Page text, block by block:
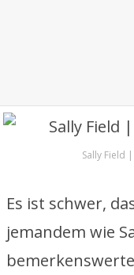
Sally Field
Es ist schwer,
jemandem wie